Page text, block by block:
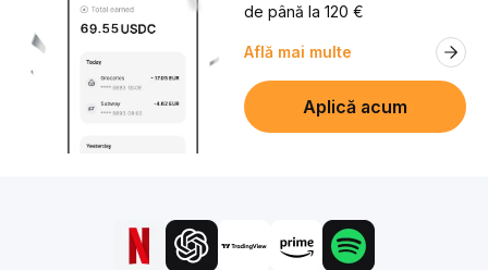
de până la 120 €
Află mai multe
Aplică acum